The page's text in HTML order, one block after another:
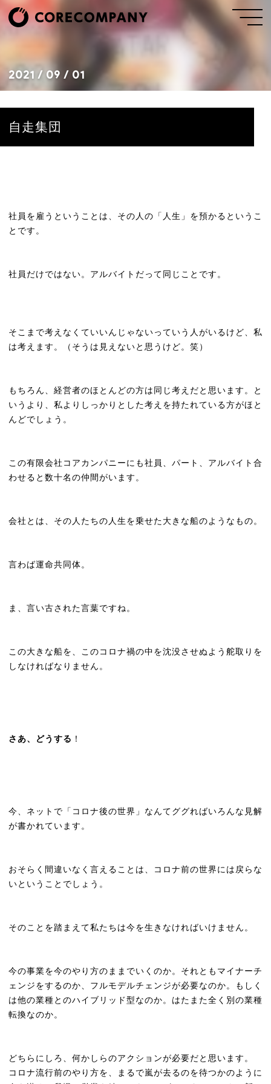
2021 / 09 / 01
自走集団
社員を雇うということは、その人の「人生」を預かるというこ
とです。
社員だけではない。アルバイトだって同じことです。
そこまで考えなくていいんじゃないっていう人がいるけど、私
は考えます。（そうは見えないと思うけど。笑）
もちろん、経営者のほとんどの方は同じ考えだと思います。と
いうより、私よりしっかりとした考えを持たれている方がほと
んどでしょう。
この有限会社コアカンパニーにも社員、パート、アルバイト合
わせると数十名の仲間がいます。
会社とは、その人たちの人生を乗せた大きな船のようなもの。
言わば運命共同体。
ま、言い古された言葉ですね。
この大きな船を、このコロナ禍の中を沈没させぬよう舵取りを
しなければなりません。
さあ、どうする ！
今、ネットで「コロナ後の世界」なんてググればいろんな見解
が書かれています。
おそらく間違いなく言えることは、コロナ前の世界には戻らな
いということでしょう。
そのことを踏まえて私たちは今を生きなければいけません。
今の事業を今のやり方のままでいくのか。それともマイナーチ
ェンジをするのか、フルモデルチェンジが必要なのか。もしく
は他の業種とのハイブリッド型なのか。はたまた全く別の業種
転換なのか。
どちらにしろ、何かしらのアクションが必要だと思います。
コロナ流行前のやり方を、まるで嵐が去るのを待つかのように